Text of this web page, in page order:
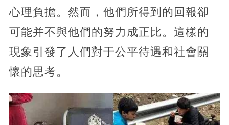
心理負擔。然而，他們所得到的回報卻
可能并不與他們的努力成正比。這樣的
現象引發了人們對于公平待遇和社會關
懷的思考。